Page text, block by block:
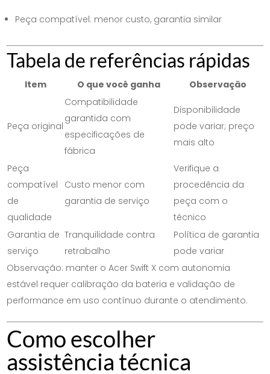
Peça compatível: menor custo, garantia similar
Tabela de referências rápidas
Item O que você ganha Observação
Peça original
Compatibilidade
garantida com
especificações de
fábrica
Disponibilidade
pode variar; preço
mais alto
Peça
compatível
de
qualidade
Custo menor com
garantia de serviço
Verifique a
procedência da
peça com o
técnico
Garantia de
serviço
Tranquilidade contra
retrabalho
Política de garantia
pode variar
Observação: manter o Acer Swift X com autonomia
estável requer calibração da bateria e validação de
performance em uso contínuo durante o atendimento.
Como escolher
assistência técnica